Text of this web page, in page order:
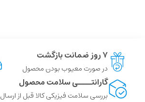
۷ روز ضمانت بازگشت
در صورت معیوب بودن محصول
گارانتــــی سلامت محصول
بررسی سلامت فیزیکی کالا قبل از ارسال